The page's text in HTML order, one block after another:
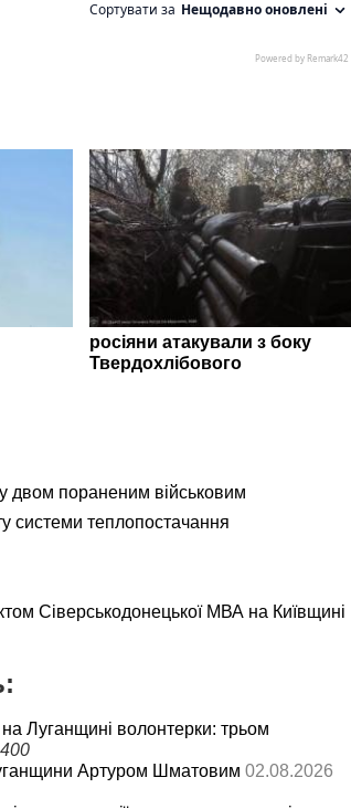
росіяни атакували з боку
Твердохлібового
двом пораненим військовим
теплопостачання
Сіверськодонецької МВА на Київщині
Луганщині волонтерки: трьом
Артуром Шматовим 02.08.2026